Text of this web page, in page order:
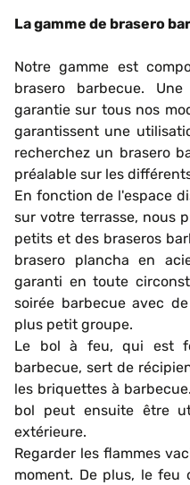
La gamme de brasero
Notre gamme est
brasero barbecue.
garantie sur tous nos
garantissent une
recherchez un brasero
préalable sur les
En fonction de l'espace
sur votre terrasse, nous
petits et des braseros
brasero plancha en
garanti en toute
soirée barbecue avec
plus petit groupe.
Le bol à feu, qui est
barbecue, sert de
les briquettes à
bol peut ensuite être
extérieure.
Regarder les flammes
moment. De plus, le feu